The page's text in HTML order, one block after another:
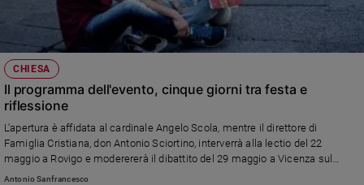
CHIESA
Il programma dell'evento, cinque giorni tra festa e
riflessione
L'apertura è affidata al cardinale Angelo Scola, mentre il direttore di
Famiglia Cristiana, don Antonio Sciortino, interverrà alla lectio del 22
maggio a Rovigo e moderererà il dibattito del 29 maggio a Vicenza sul
"Pane che dà la vita" con Enzo Bianchi e Carlo Petrini
Antonio Sanfrancesco